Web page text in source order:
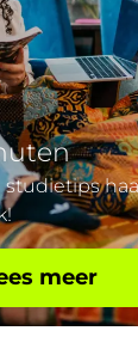
studietips
meer